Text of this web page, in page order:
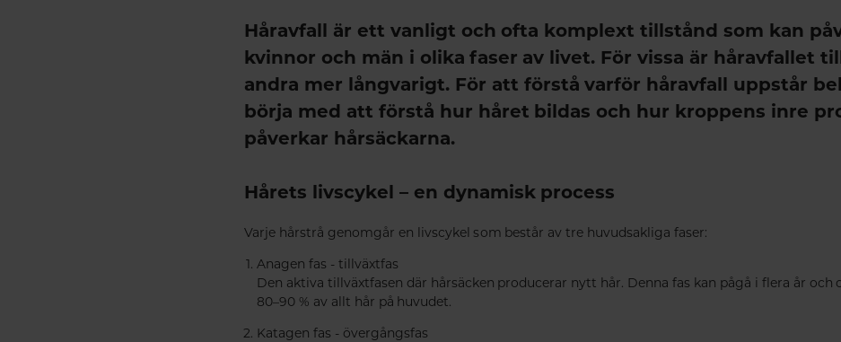
Håravfall är ett vanligt och ofta komplext tillstånd som kan
kvinnor och män i olika faser av livet. För vissa är håravfallet
andra mer långvarigt. För att förstå varför håravfall uppstår
börja med att förstå hur håret bildas och hur kroppens inre
påverkar hårsäckarna.
Hårets livscykel – en dynamisk process
Varje hårstrå genomgår en livscykel som består av tre huvudsakliga faser:
Anagen fas - tillväxtfas
Den aktiva tillväxtfasen där hårsäcken producerar nytt hår. Denna fas kan pågå i flera år
80–90 % av allt hår på huvudet.
Katagen fas - övergångsfas